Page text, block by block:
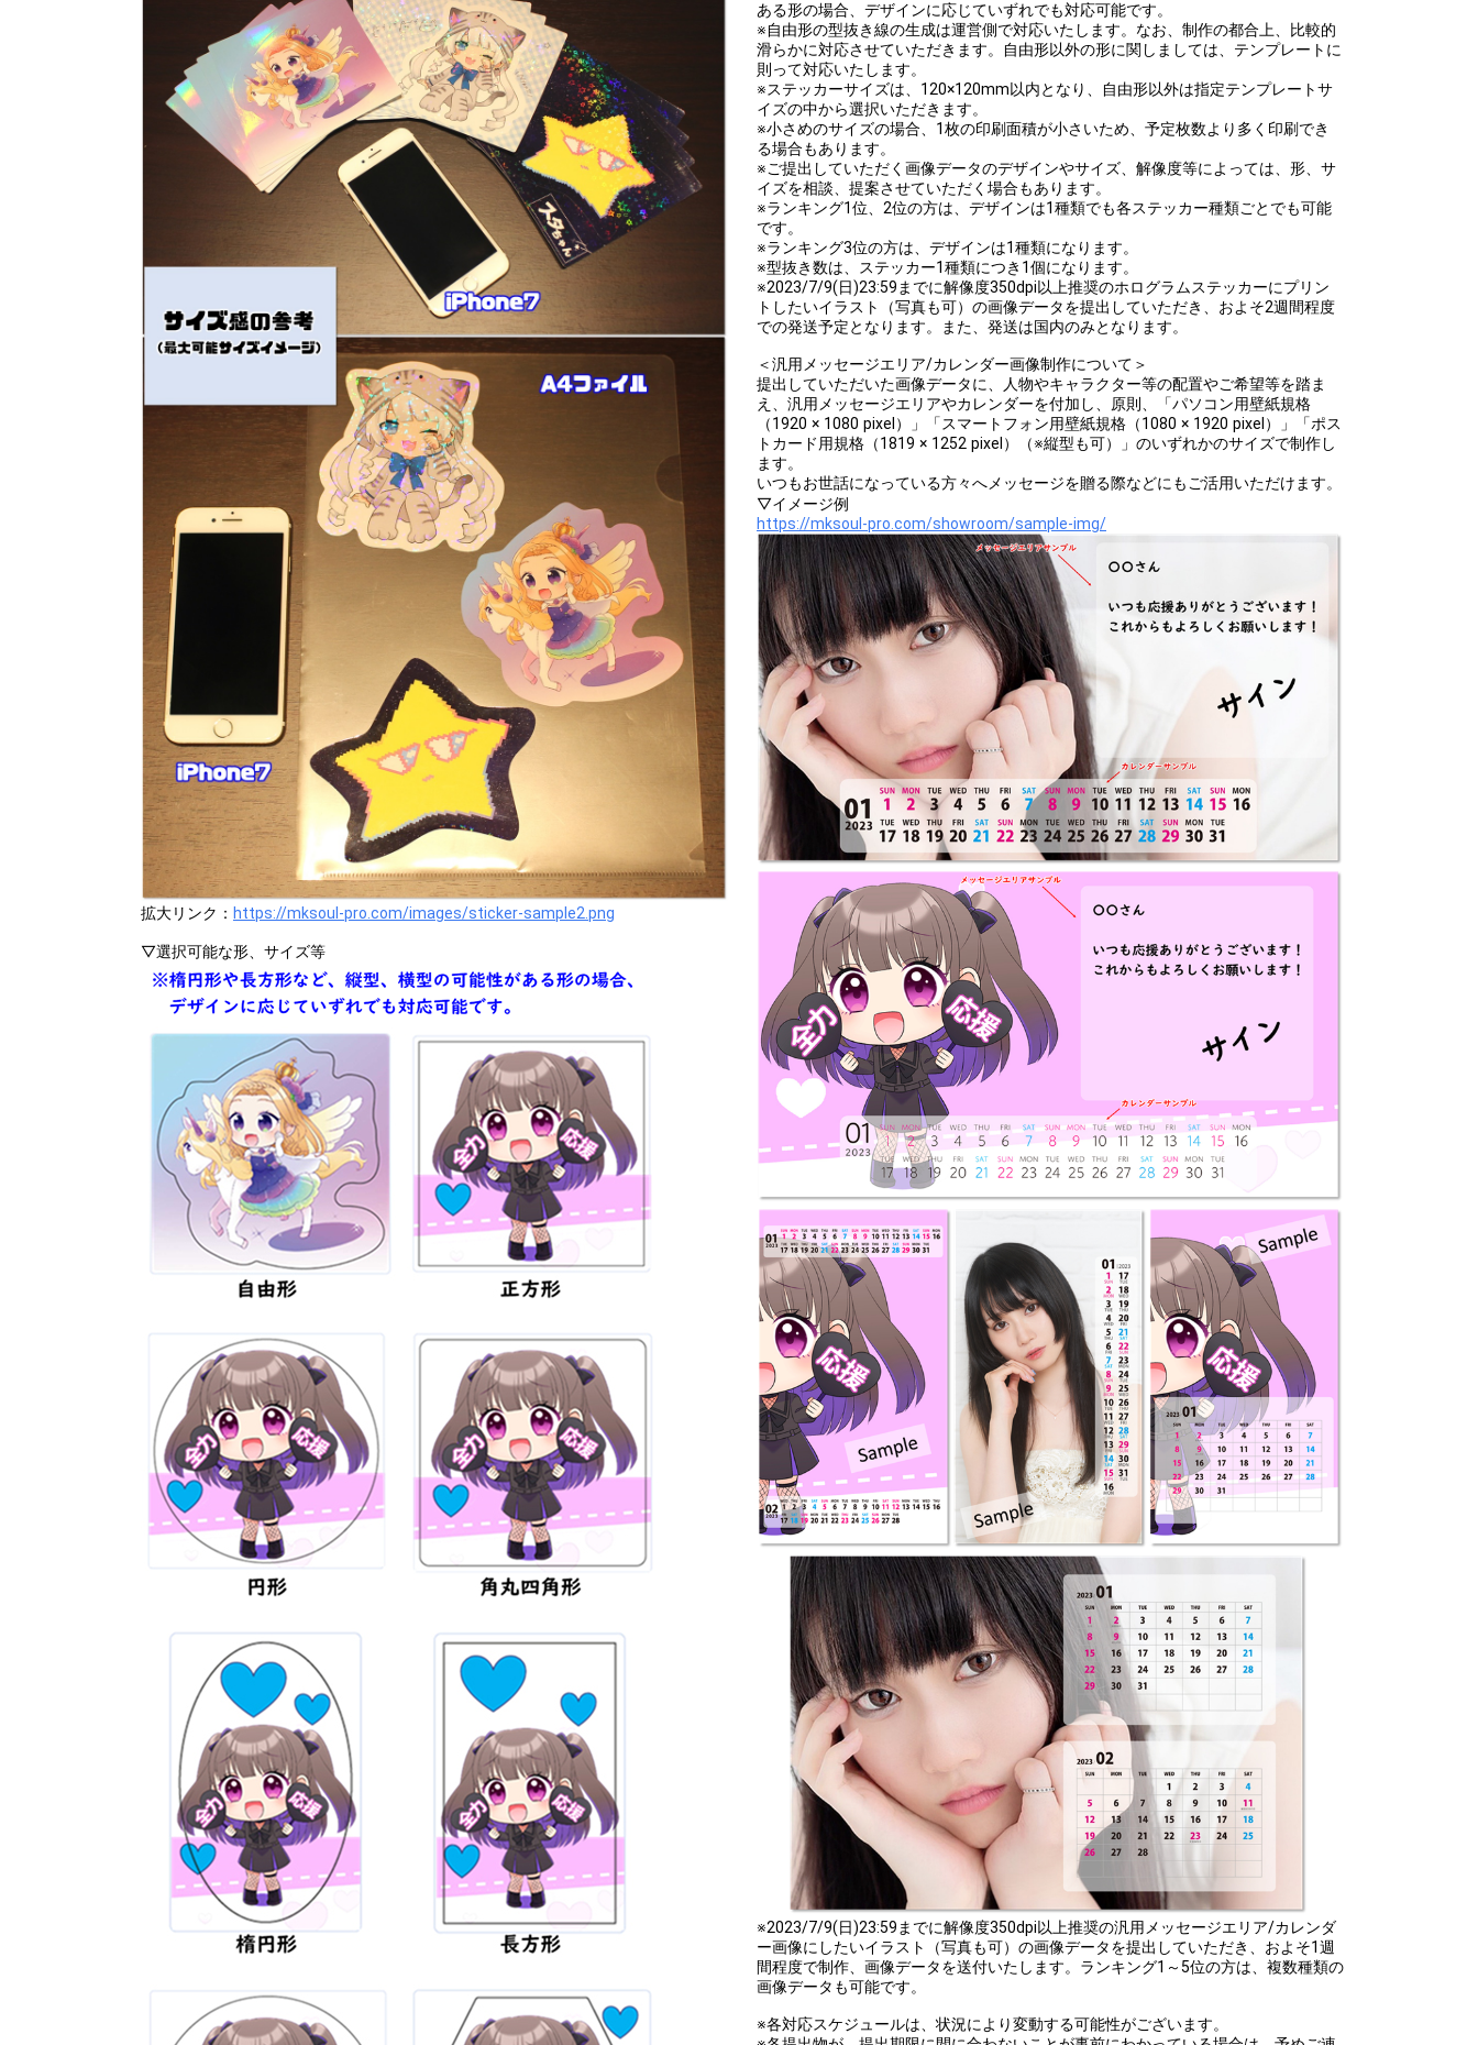
拡大リンク： https://mksoul-pro.com/images/sticker-sample2.png
▽選択可能な形、サイズ等
ある形の場合、デザインに応じていずれでも対応可能です。
※自由形の型抜き線の生成は運営側で対応いたします。なお、制作の都合上、比較的
滑らかに対応させていただきます。自由形以外の形に関しましては、テンプレートに
則って対応いたします。
※ステッカーサイズは、120×120mm以内となり、自由形以外は指定テンプレートサ
イズの中から選択いただきます。
※小さめのサイズの場合、1枚の印刷面積が小さいため、予定枚数より多く印刷でき
る場合もあります。
※ご提出していただく画像データのデザインやサイズ、解像度等によっては、形、サ
イズを相談、提案させていただく場合もあります。
※ランキング1位、2位の方は、デザインは1種類でも各ステッカー種類ごとでも可能
です。
※ランキング3位の方は、デザインは1種類になります。
※型抜き数は、ステッカー1種類につき1個になります。
※2023/7/9(日)23:59までに解像度350dpi以上推奨のホログラムステッカーにプリン
トしたいイラスト（写真も可）の画像データを提出していただき、およそ2週間程度
での発送予定となります。また、発送は国内のみとなります。
＜汎用メッセージエリア/カレンダー画像制作について＞
提出していただいた画像データに、人物やキャラクター等の配置やご希望等を踏ま
え、汎用メッセージエリアやカレンダーを付加し、原則、「パソコン用壁紙規格
（1920 × 1080 pixel）」「スマートフォン用壁紙規格（1080 × 1920 pixel）」「ポス
トカード用規格（1819 × 1252 pixel）（※縦型も可）」のいずれかのサイズで制作し
ます。
いつもお世話になっている方々へメッセージを贈る際などにもご活用いただけます。
▽イメージ例
https://mksoul-pro.com/showroom/sample-img/
※2023/7/9(日)23:59までに解像度350dpi以上推奨の汎用メッセージエリア/カレンダ
ー画像にしたいイラスト（写真も可）の画像データを提出していただき、およそ1週
間程度で制作、画像データを送付いたします。ランキング1～5位の方は、複数種類の
画像データも可能です。
※各対応スケジュールは、状況により変動する可能性がございます。